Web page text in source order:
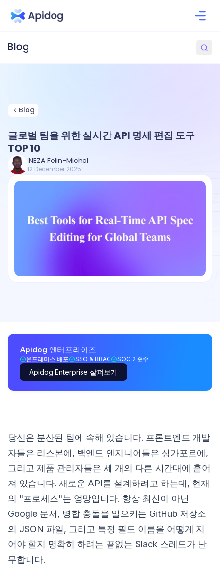
Blog
글로벌 팀을 위한 실시간 API 명세 편집 도구
TOP 10
INEZA Felin-Michel
12 December 2025
Apidog 엔터프라이즈
온프레미스 배포 SSO & RBAC SOC 2 준수
Apidog Enterprise 살펴보기
당신은 분산된 팀에 속해 있습니다. 프론트엔드 개발
자들은 리스본에, 백엔드 엔지니어들은 싱가포르에,
그리고 제품 관리자들은 세 개의 다른 시간대에 흩어
져 있습니다. 새로운 API를 설계하려고 하는데, 현재
의 "프로세스"는 엉망입니다. 항상 최신이 아닌
Google 문서, 병합 충돌을 일으키는 GitHub 저장소
의 JSON 파일, 그리고 특정 필드 이름을 어떻게 지
어야 할지 명확히 하려는 끝없는 Slack 스레드가 난
무합니다.